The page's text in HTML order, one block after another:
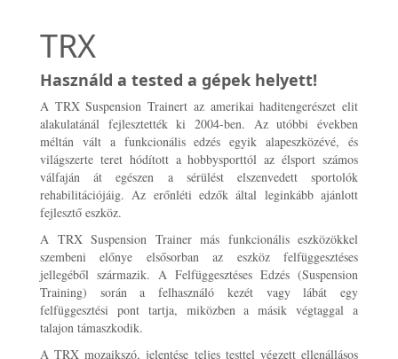
TRX
Használd a tested a gépek helyett!
A TRX Suspension Trainert az amerikai haditengerészet elit
alakulatánál fejlesztették ki 2004-ben. Az utóbbi években
méltán vált a funkcionális edzés egyik alapeszközévé, és
világszerte teret hódított a hobbysporttól az élsport számos
válfaján át egészen a sérülést elszenvedett sportolók
rehabilitációjáig. Az erőnléti edzők által leginkább ajánlott
fejlesztő eszköz.
A TRX Suspension Trainer más funkcionális eszközökkel
szembeni előnye elsősorban az eszköz felfüggesztéses
jellegéből származik. A Felfüggesztéses Edzés (Suspension
Training) során a felhasználó kezét vagy lábát egy
felfüggesztési pont tartja, miközben a másik végtaggal a
talajon támaszkodik.
A TRX mozaikszó, jelentése teljes testtel végzett ellenállásos